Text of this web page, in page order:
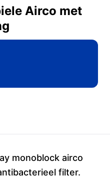
Airco met
monoblock airco
filter.